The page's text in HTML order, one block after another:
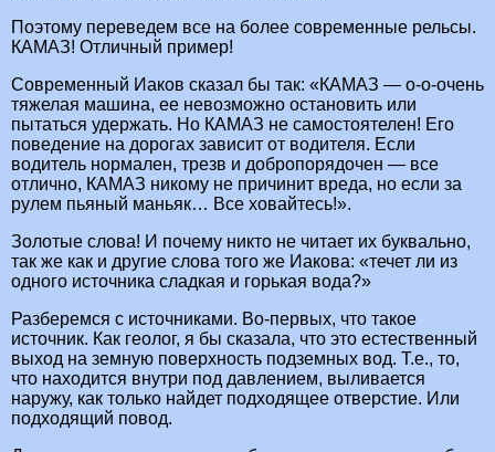
Поэтому переведем все на более современные рельсы.
КАМАЗ! Отличный пример!
Современный Иаков сказал бы так: «КАМАЗ — о-о-очень
тяжелая машина, ее невозможно остановить или
пытаться удержать. Но КАМАЗ не самостоятелен! Его
поведение на дорогах зависит от водителя. Если
водитель нормален, трезв и добропорядочен — все
отлично, КАМАЗ никому не причинит вреда, но если за
рулем пьяный маньяк… Все ховайтесь!».
Золотые слова! И почему никто не читает их буквально,
так же как и другие слова того же Иакова: «течет ли из
одного источника сладкая и горькая вода?»
Разберемся с источниками. Во-первых, что такое
источник. Как геолог, я бы сказала, что это естественный
выход на земную поверхность подземных вод. Т.е., то,
что находится внутри под давлением, выливается
наружу, как только найдет подходящее отверстие. Или
подходящий повод.